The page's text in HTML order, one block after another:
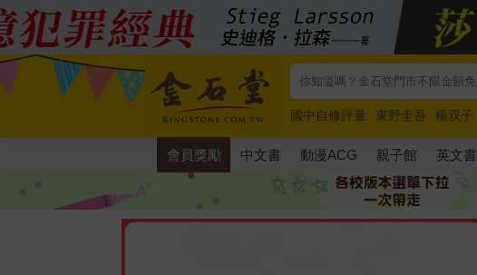
國中自修評量 東野圭吾 楊双子
唯紅花綻放
奧德賽 路邊攤新作
會員獎勵 中文書 動漫ACG 親子館 英文書